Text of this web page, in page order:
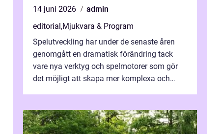
14 juni 2026
admin
editorial ,Mjukvara & Program
Spelutveckling har under de senaste åren
genomgått en dramatisk förändring tack
vare nya verktyg och spelmotorer som gör
det möjligt att skapa mer komplexa och